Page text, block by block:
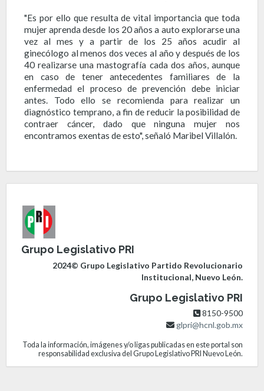
"Es por ello que resulta de vital importancia que toda
mujer aprenda desde los 20 años a auto explorarse una
vez al mes y a partir de los 25 años acudir al
ginecólogo al menos dos veces al año y después de los
40 realizarse una mastografía cada dos años, aunque
en caso de tener antecedentes familiares de la
enfermedad el proceso de prevención debe iniciar
antes. Todo ello se recomienda para realizar un
diagnóstico temprano, a fin de reducir la posibilidad de
contraer cáncer, dado que ninguna mujer nos
encontramos exentas de esto", señaló Maribel Villalón.
Grupo Legislativo PRI
2024© Grupo Legislativo Partido Revolucionario
Institucional, Nuevo León.
Grupo Legislativo PRI
8150-9500
glpri@hcnl.gob.mx
Toda la información, imágenes y/o ligas publicadas en este portal son
responsabilidad exclusiva del Grupo Legislativo PRI Nuevo León.